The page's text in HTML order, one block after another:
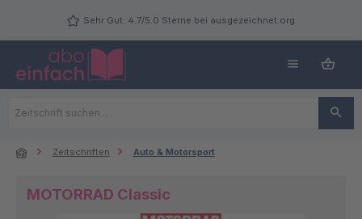
Zum Hauptinhalt springenSehr Gut: 4.7/5.0 Sterne bei ausgezeichnet.org
Zeitschriften Auto & Motorsport
MOTORRAD Classic